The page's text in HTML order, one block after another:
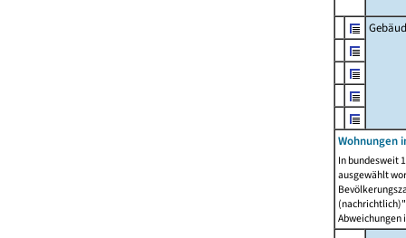
Wohnungen
In bundesweit
ausgewählt
Abweichungen